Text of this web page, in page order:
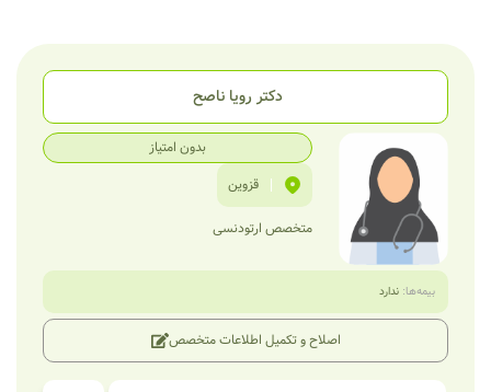
دکتر رویا ناصح
بدون امتیاز
| قزوین
متخصص ارتودنسی
بیمه‌ها: ندارد
اصلاح و تکمیل اطلاعات متخصص